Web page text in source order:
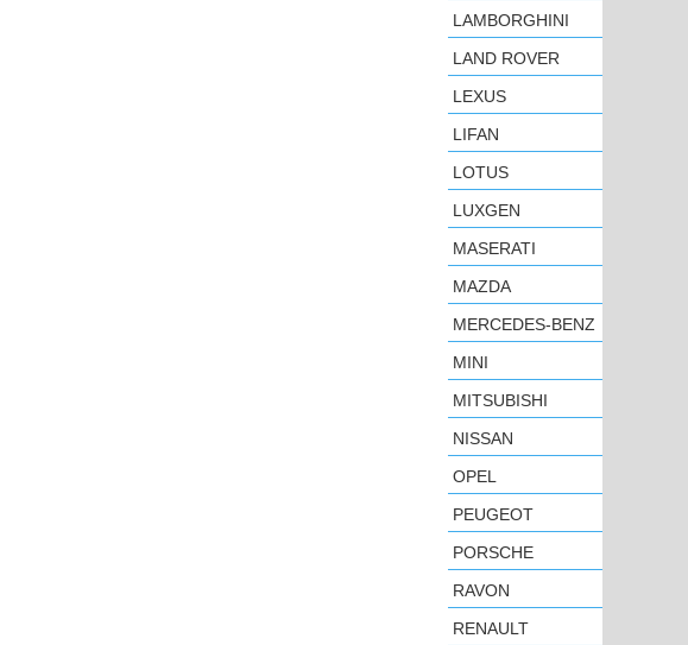
LAMBORGHINI
LAND ROVER
LEXUS
LIFAN
LOTUS
LUXGEN
MASERATI
MAZDA
MERCEDES-BENZ
MINI
MITSUBISHI
NISSAN
OPEL
PEUGEOT
PORSCHE
RAVON
RENAULT